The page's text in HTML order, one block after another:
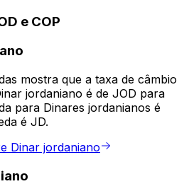
e COP
mostra que a taxa de câmbio
jordaniano é de JOD para
para Dinares jordanianos é
é JD.
Dinar jordaniano